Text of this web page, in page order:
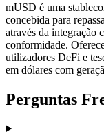
mUSD é uma
concebida para
através da integração
conformidade.
utilizadores DeFi e
em dólares com
Perguntas